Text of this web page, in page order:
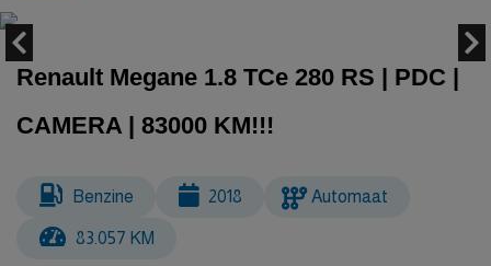
Renault Megane 1.8 TCe 280 RS | PDC |
CAMERA | 83000 KM!!!
Benzine 2018 Automaat
83.057 KM